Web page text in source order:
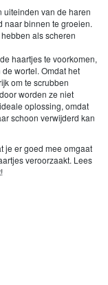
uiteinden van de haren
naar binnen te groeien.
als scheren
haartjes te voorkomen,
wortel. Omdat het
om te scrubben
worden ze niet
oplossing, omdat
schoon verwijderd kan
je er goed mee omgaat
veroorzaakt. Lees